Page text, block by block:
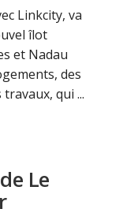
Linkcity, va
îlot
et Nadau
des
qui ...
Le